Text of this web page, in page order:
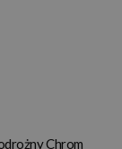
Chrom